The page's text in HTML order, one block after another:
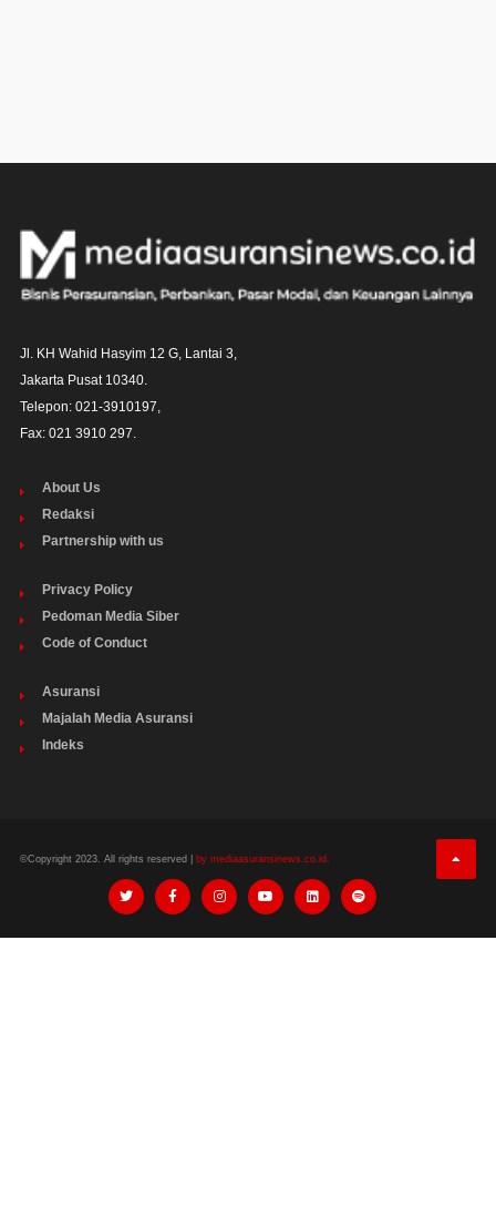
Jl. KH Wahid Hasyim 12 G, Lantai 3,
Jakarta Pusat 10340.
Telepon: 021-3910197,
Fax: 021 3910 297.
About Us
Redaksi
Partnership with us
Privacy Policy
Pedoman Media Siber
Code of Conduct
Asuransi
Majalah Media Asuransi
Indeks
©Copyright 2023. All rights reserved | by mediaasuransinews.co.id.